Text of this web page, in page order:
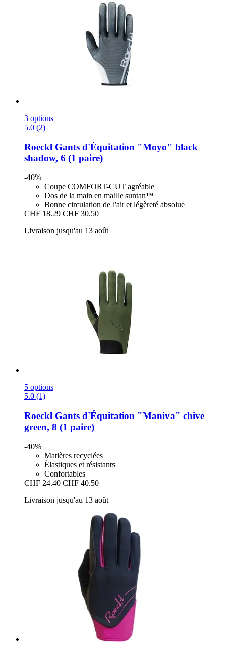
3 options
5.0 (2)
Roeckl Gants d'Équitation "Moyo" black
shadow, 6 (1 paire)
-40%
Coupe COMFORT-CUT agréable
Dos de la main en maille suntan™
Bonne circulation de l'air et légèreté absolue
CHF 18.29 CHF 30.50
Livraison jusqu'au 13 août
5 options
5.0 (1)
Roeckl Gants d'Équitation "Maniva" chive
green, 8 (1 paire)
-40%
Matières recyclées
Élastiques et résistants
Confortables
CHF 24.40 CHF 40.50
Livraison jusqu'au 13 août